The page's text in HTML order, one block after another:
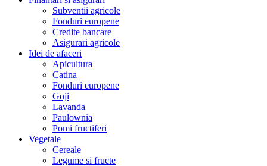
Subventii agricole
Fonduri europene
Credite bancare
Asigurari agricole
Idei de afaceri
Apicultura
Catina
Fonduri europene
Goji
Lavanda
Paulownia
Pomi fructiferi
Vegetale
Cereale
Legume si fructe